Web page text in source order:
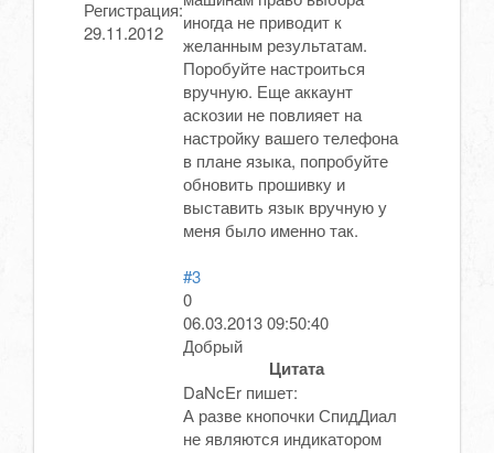
Регистрация:
29.11.2012
иногда не приводит к
желанным результатам.
Поробуйте настроиться
вручную. Еще аккаунт
аскозии не повлияет на
настройку вашего телефона
в плане языка, попробуйте
обновить прошивку и
выставить язык вручную у
меня было именно так.
#3
0
06.03.2013 09:50:40
Добрый
Цитата
DaNcEr пишет:
А разве кнопочки СпидДиал
не являются индикатором